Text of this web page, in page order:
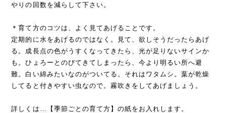
やりの回数を減らして下さい。
＊育て方のコツは、よく見てあげることです。
定期的に水をあげるのではなく。見て、欲しそうだったらあげ
る。成長点の色がうすくなってきたら、光が足りないサインか
も。ひょろーとのびてきてしまったら、今より明るい所へ避
難。白い綿みたいなのがついてる。それはワタムシ。葉が乾燥
してると付きやすい虫なので。霧吹きをしてあげましょう。
詳しくは…【季節ごとの育て方】の紙をお入れします。